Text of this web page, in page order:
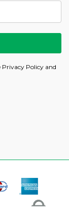
Privacy Policy and